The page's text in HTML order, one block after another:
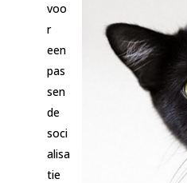
voo
r
een
pas
sen
de
soci
alisa
tie